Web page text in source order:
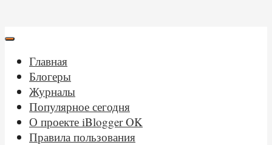
Главная
Блогеры
Журналы
Популярное сегодня
О проекте iBlogger OK
Правила пользования